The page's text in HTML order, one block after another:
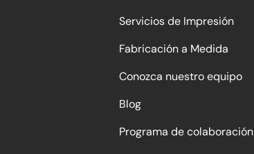
Servicios de Impresión
Fabricación a Medida
Conozca nuestro equipo
Blog
Programa de colaboración